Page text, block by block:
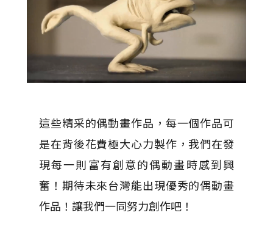
這些精采的偶動畫作品，每一個作品可
是在背後花費極大心力製作，我們在發
現每一則富有創意的偶動畫時感到興
奮！期待未來台灣能出現優秀的偶動畫
作品！讓我們一同努力創作吧！